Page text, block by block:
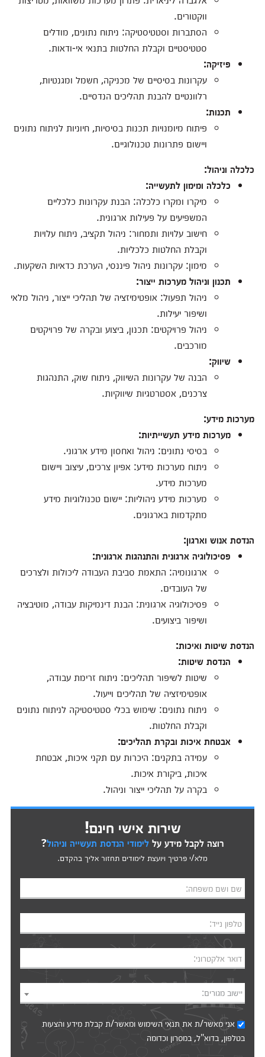
ווקטורים.
הסתברות וסטטיסטיקה: ניתוח נתונים, מודלים
סטטיסטיים וקבלת החלטות בתנאי אי-ודאות.
פיזיקה:
עקרונות בסיסיים של מכניקה, חשמל ומגנטיות,
רלוונטיים להבנת תהליכים הנדסיים.
תכנות:
פיתוח מיומנויות תכנות בסיסיות, חיוניות לניתוח נתונים
ויישום פתרונות טכנולוגיים.
כלכלה וניהול:
כלכלה ומימון לתעשייה:
מיקרו ומקרו כלכלה: הבנת עקרונות כלכליים
המשפיעים על פעילות ארגונית.
חישוב עלויות ותמחור: ניהול תקציב, ניתוח עלויות
וקבלת החלטות כלכליות.
מימון: עקרונות ניהול פיננסי, הערכת כדאיות השקעות.
תכנון וניהול מערכות ייצור:
ניהול תפעול: אופטימיזציה של תהליכי ייצור, ניהול מלאי
ושיפור יעילות.
ניהול פרויקטים: תכנון, ביצוע ובקרה של פרויקטים
מורכבים.
שיווק:
הבנה של עקרונות השיווק, ניתוח שוק, התנהגות
צרכנים, אסטרטגיות שיווקיות.
מערכות מידע:
מערכות מידע תעשייתיות:
בסיסי נתונים: ניהול ואחסון מידע ארגוני.
ניתוח מערכות מידע: אפיון צרכים, עיצוב ויישום
מערכות מידע.
מערכות מידע ניהוליות: יישום טכנולוגיות מידע
מתקדמות בארגונים.
הנדסת אנוש וארגון:
פסיכולוגיה ארגונית והתנהגות ארגונית:
ארגונומיה: התאמת סביבת העבודה ליכולות ולצרכים
של העובדים.
פסיכולוגיה ארגונית: הבנת דינמיקות עבודה, מוטיבציה
ושיפור ביצועים.
הנדסת שיטות ואיכות:
הנדסת שיטות:
שיטות לשיפור תהליכים: ניתוח זרימת עבודה,
אופטימיזציה של תהליכים וייעול.
ניתוח נתונים: שימוש בכלי סטטיסטיקה לניתוח נתונים
וקבלת החלטות.
אבטחת איכות ובקרת תהליכים:
עמידה בתקנים: היכרות עם תקני איכות, אבטחת
איכות, ביקורת איכות.
בקרה על תהליכי ייצור וניהול.
שירות אישי חינם!
רוצה לקבל מידע עללימודי הנדסת תעשייה וניהול?
מלא/י פרטיך ויועצת לימודים תחזור אליך בהקדם.
שם ושם משפחה:
טלפון נייד:
דואר אלקטרוני:
יישוב מגורים:
אני מאשר/ת אתתנאי השימושומאשר/ת קבלת מידע והצעות
בטלפון, בדוא"ל, במסרון וכדומה‎‎